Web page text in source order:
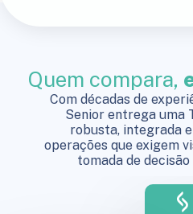
Quem compara,
Com décadas de
Senior entrega uma
robusta, integrada
operações que exigem
tomada de